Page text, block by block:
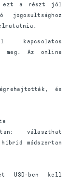
ezt a részt jól
meg. Az online
és
választhat
módszertan
USD-ben kell